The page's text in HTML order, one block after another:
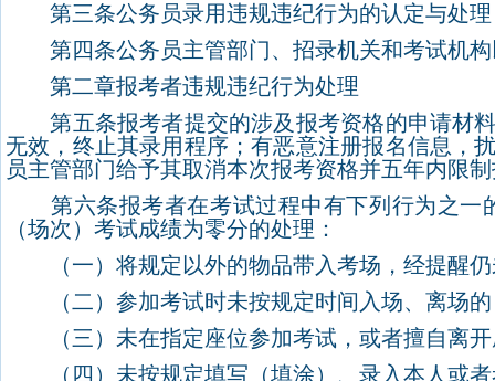
第三条公务员录用违规违纪行为的认定与处理
第四条公务员主管部门、招录机关和考试机构
第二章报考者违规违纪行为处理
第五条报考者提交的涉及报考资格的申请材料
无效，终止其录用程序；有恶意注册报名信息，
员主管部门给予其取消本次报考资格并五年内限
第六条报考者在考试过程中有下列行为之一
（场次）考试成绩为零分的处理：
（一）将规定以外的物品带入考场，经提醒仍
（二）参加考试时未按规定时间入场、离场的
（三）未在指定座位参加考试，或者擅自离开
（四）未按规定填写（填涂）、录入本人或者